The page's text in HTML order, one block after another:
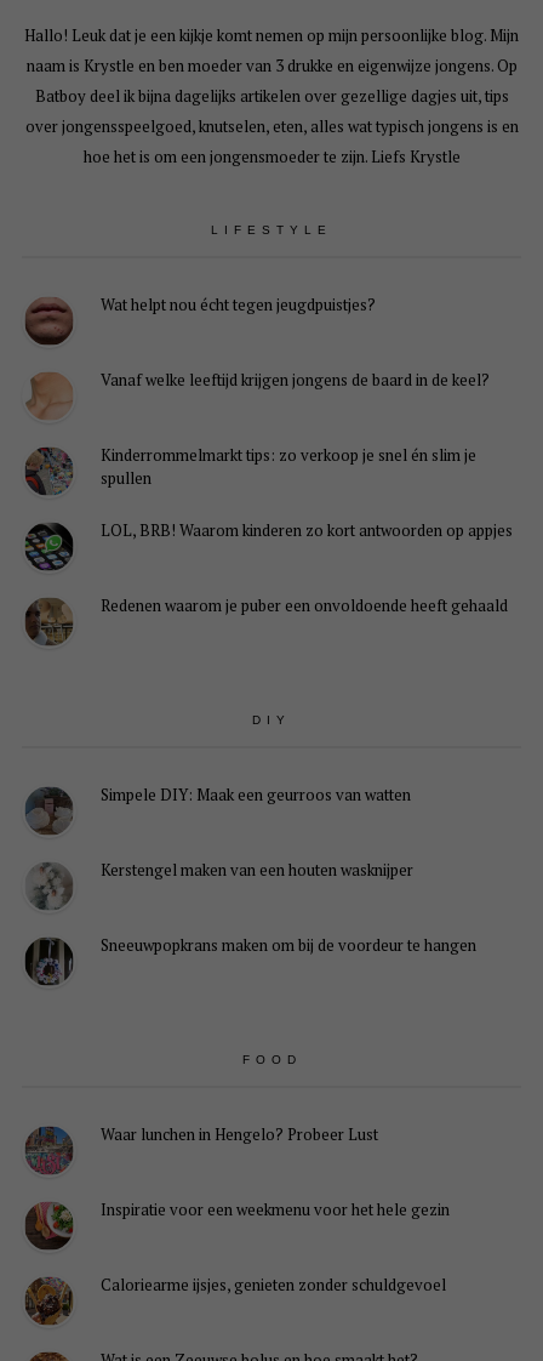
Hallo! Leuk dat je een kijkje komt nemen op mijn persoonlijke blog. Mijn
naam is Krystle en ben moeder van 3 drukke en eigenwijze jongens. Op
Batboy deel ik bijna dagelijks artikelen over gezellige dagjes uit, tips
over jongensspeelgoed, knutselen, eten, alles wat typisch jongens is en
hoe het is om een jongensmoeder te zijn. Liefs Krystle
LIFESTYLE
Wat helpt nou écht tegen jeugdpuistjes?
Vanaf welke leeftijd krijgen jongens de baard in de keel?
Kinderrommelmarkt tips: zo verkoop je snel én slim je
spullen
LOL, BRB! Waarom kinderen zo kort antwoorden op appjes
Redenen waarom je puber een onvoldoende heeft gehaald
DIY
Simpele DIY: Maak een geurroos van watten
Kerstengel maken van een houten wasknijper
Sneeuwpopkrans maken om bij de voordeur te hangen
FOOD
Waar lunchen in Hengelo? Probeer Lust
Inspiratie voor een weekmenu voor het hele gezin
Caloriearme ijsjes, genieten zonder schuldgevoel